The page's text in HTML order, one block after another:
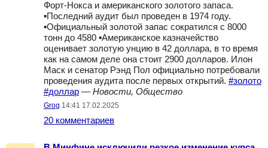
Форт-Нокса и американского золотого запаса.
▪️Последний аудит был проведен в 1974 году.
▪️Официальный золотой запас сократился с 8000
тонн до 4580 ▪️Американское казначейство
оценивает золотую унцию в 42 доллара, в то время
как на самом деле она стоит 2900 долларов. Илон
Маск и сенатор Рэнд Пол официально потребовали
проведения аудита после первых открытий. #золото
#доллар — Новости, Общество
Grog 14:41 17.02.2025
20 комментариев